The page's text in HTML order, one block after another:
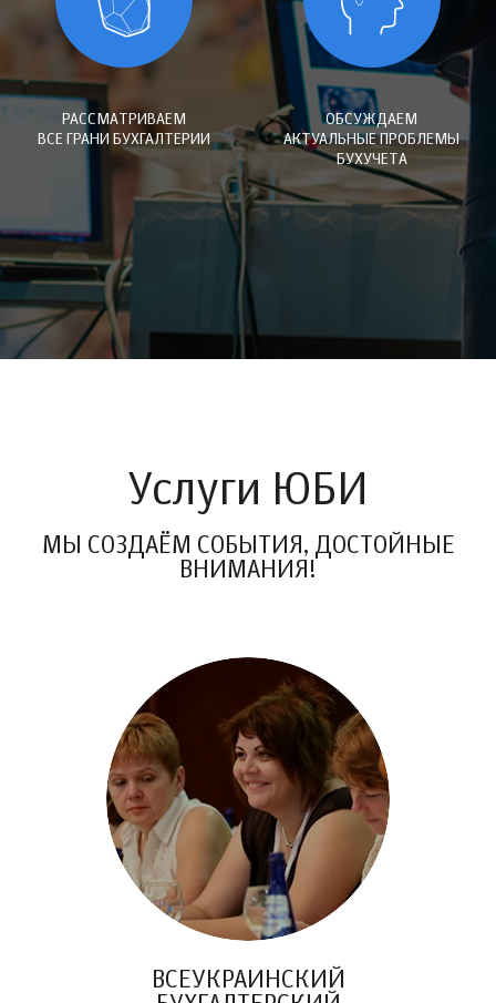
РАССМАТРИВАЕМ
ВСЕ ГРАНИ БУХГАЛТЕРИИ
ОБСУЖДАЕМ
АКТУАЛЬНЫЕ ПРОБЛЕМЫ
БУХУЧЕТА
Услуги ЮБИ
МЫ СОЗДАЁМ СОБЫТИЯ, ДОСТОЙНЫЕ
ВНИМАНИЯ!
ВСЕУКРАИНСКИЙ